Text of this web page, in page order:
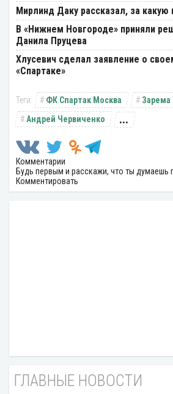
Мирлинд Даку рассказал, за
В «Нижнем Новгороде» приняли
Данила Пруцева
Хлусевич сделал заявление о
«Спартаке»
ФК Спартак Москва
Зарема
Андрей Червиченко
...
Комментарии
Будь первым и расскажи, что ты думаешь
Комментировать
ГЛАВНЫЕ НОВОСТИ